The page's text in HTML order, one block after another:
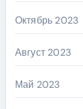
Октябрь 2023
Август 2023
Май 2023